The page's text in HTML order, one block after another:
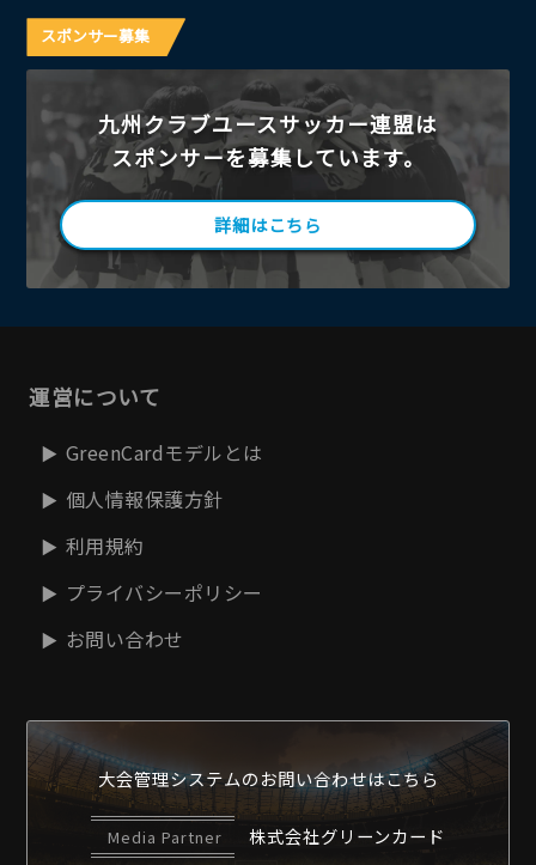
スポンサー募集
九州クラブユースサッカー連盟は
スポンサーを募集しています。
詳細はこちら
運営について
GreenCardモデルとは
個人情報保護方針
利用規約
プライバシーポリシー
お問い合わせ
大会管理システムのお問い合わせはこちら
Media Partner 株式会社グリーンカード